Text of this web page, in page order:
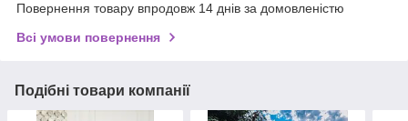
Повернення товару впродовж 14 днів за домовленістю
Всі умови повернення
Подібні товари компанії